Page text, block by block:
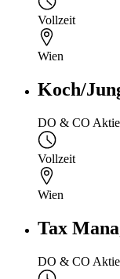
Vollzeit
Wien
Koch/
DO & CO
Vollzeit
Wien
Tax
DO & CO